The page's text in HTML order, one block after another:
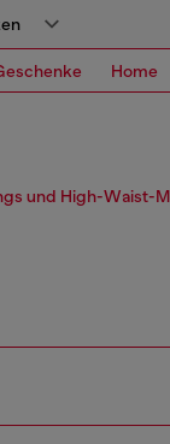
Home
und High-Waist-